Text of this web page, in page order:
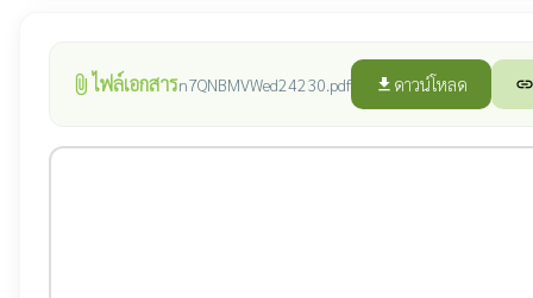
attach_file ไฟล์เอกสารn7QNBMVWed24230.pdf file_download ดาวน์โหลด link